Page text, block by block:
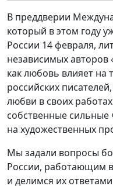
В преддверии
который в этом году
России 14 февраля,
независимых авторов
как любовь влияет на
российских
любви в своих
собственные сильные
на художественных
Мы задали вопросы
России, работающим
и делимся их